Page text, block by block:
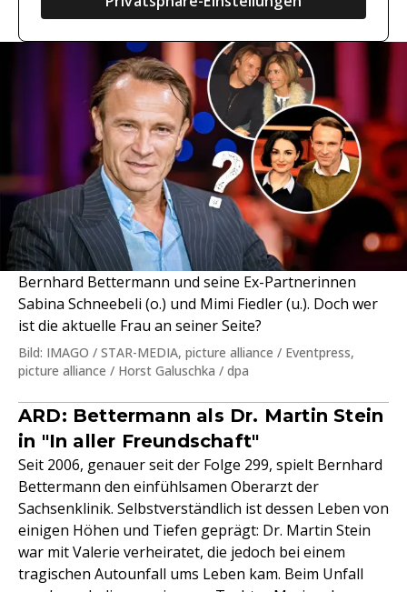
Bernhard Bettermann und seine Ex-Partnerinnen
Sabina Schneebeli (o.) und Mimi Fiedler (u.). Doch wer
ist die aktuelle Frau an seiner Seite?
Bild: IMAGO / STAR-MEDIA, picture alliance / Eventpress,
picture alliance / Horst Galuschka / dpa
ARD: Bettermann als Dr. Martin Stein
in "In aller Freundschaft"
Seit 2006, genauer seit der Folge 299, spielt Bernhard
Bettermann den einfühlsamen Oberarzt der
Sachsenklinik. Selbstverständlich ist dessen Leben von
einigen Höhen und Tiefen geprägt: Dr. Martin Stein
war mit Valerie verheiratet, die jedoch bei einem
tragischen Autounfall ums Leben kam. Beim Unfall